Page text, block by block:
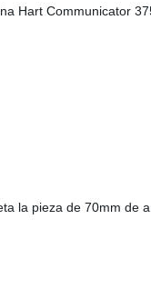
la pieza de 70mm de